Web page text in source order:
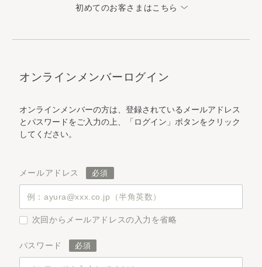
初めてのお客さまはこちら
オンラインメンバーログイン
オンラインメンバーの方は、登録されているメールアドレス
とパスワードをご入力の上、「ログイン」ボタンをクリック
してください。
メールアドレス
次回からメールアドレスの入力を省略
パスワード